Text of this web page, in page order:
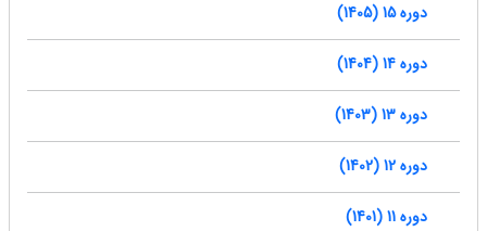
دوره 15 (1405)
دوره 14 (1404)
دوره 13 (1403)
دوره 12 (1402)
دوره 11 (1401)